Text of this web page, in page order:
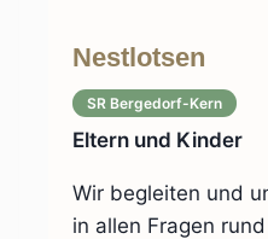
Nestlotsen
SR Bergedorf-Kern
Eltern und Kinder
Wir begleiten und
in allen Fragen